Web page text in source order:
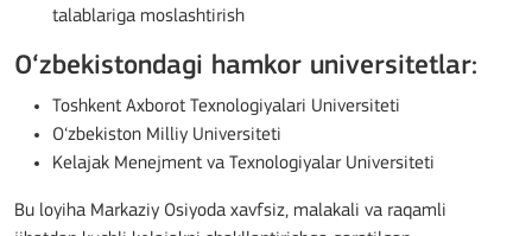
talablariga moslashtirish
O‘zbekistondagi hamkor universitetlar:
Toshkent Axborot Texnologiyalari Universiteti
O‘zbekiston Milliy Universiteti
Kelajak Menejment va Texnologiyalar Universiteti
Bu loyiha Markaziy Osiyoda xavfsiz, malakali va raqamli